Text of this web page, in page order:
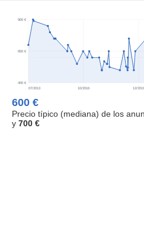
400 €
650 €
900 €
07/2013 10/2016 12/2019
600 €
Precio típico (mediana) de los
y 700 €